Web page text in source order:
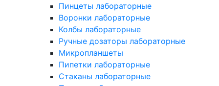
Пинцеты лабораторные
Воронки лабораторные
Колбы лабораторные
Ручные дозаторы лабораторные
Микропланшеты
Пипетки лабораторные
Стаканы лабораторные